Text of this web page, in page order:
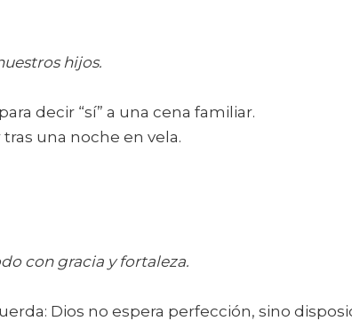
hijos.
decir “sí” a una cena familiar.
una noche en vela.
con gracia y fortaleza.
Dios no espera perfección, sino